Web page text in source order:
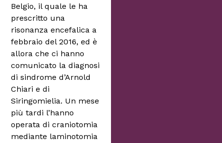
Belgio, il quale le ha
prescritto una
risonanza encefalica a
febbraio del 2016, ed è
allora che ci hanno
comunicato la diagnosi
di sindrome d’Arnold
Chiari e di
Siringomielia. Un mese
più tardi l’hanno
operata di craniotomia
mediante laminotomia